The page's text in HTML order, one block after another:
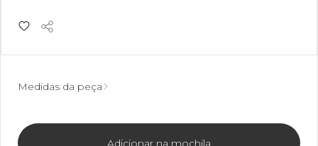
Medidas da peça
Adicionar na mochila